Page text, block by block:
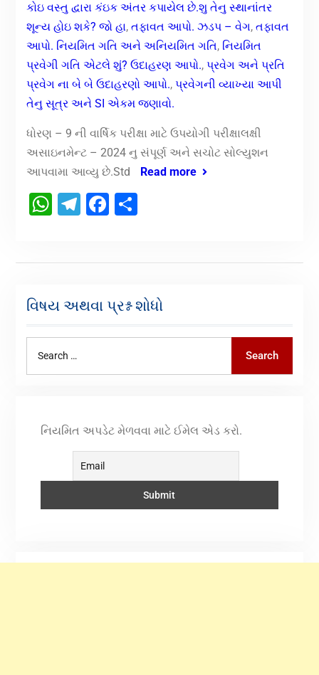
કોઇ વસ્તુ દ્વારા કંઇક અંતર કપાયેલ છે.શુ તેનુ સ્થાનાંતર
શૂન્ય હોઇ શકે? જો હા, તફાવત આપો. ઝડપ – વેગ, તફાવત
આપો. નિયમિત ગતિ અને અનિયમિત ગતિ, નિયમિત
પ્રવેગી ગતિ એટલે શું? ઉદાહરણ આપો., પ્રવેગ અને પ્રતિ
પ્રવેગ ના બે બે ઉદાહરણો આપો., પ્રવેગની વ્યાખ્યા આપી
તેનુ સૂત્ર અને SI એકમ જણાવો.
ધોરણ – 9 ની વાર્ષિક પરીક્ષા માટે ઉપયોગી પરીક્ષાલક્ષી
અસાઇનમેન્ટ – 2024 નુ સંપૂર્ણ અને સચોટ સોલ્યુશન
આપવામા આવ્યુ છે.Std
Read more
WhatsApp
Telegram
Facebook
Share
વિષય અથવા પ્રશ્ન શોધો
Search
નિયમિત અપડેટ મેળવવા માટે ઈમેલ એડ કરો.